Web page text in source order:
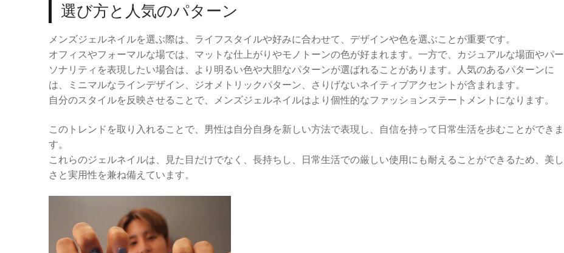
選び方と人気のパターン
メンズジェルネイルを選ぶ際は、ライフスタイルや好みに合わせて、デザインや色を選ぶことが重要です。
オフィスやフォーマルな場では、マットな仕上がりやモノトーンの色が好まれます。一方で、カジュアルな場面やパー
ソナリティを表現したい場合は、より明るい色や大胆なパターンが選ばれることがあります。人気のあるパターンに
は、ミニマルなラインデザイン、ジオメトリックパターン、さりげないネイティブアクセントが含まれます。
自分のスタイルを反映させることで、メンズジェルネイルはより個性的なファッションステートメントになります。
このトレンドを取り入れることで、男性は自分自身を新しい方法で表現し、自信を持って日常生活を歩むことができま
す。
これらのジェルネイルは、見た目だけでなく、長持ちし、日常生活での厳しい使用にも耐えることができるため、美し
さと実用性を兼ね備えています。